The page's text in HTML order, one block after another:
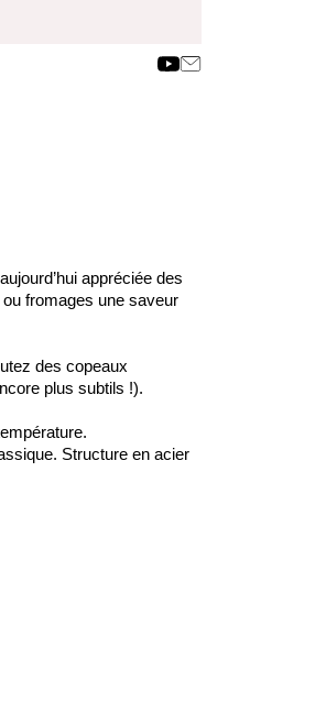
appréciée des
fromages une saveur
des copeaux
plus subtils !).
Structure en acier